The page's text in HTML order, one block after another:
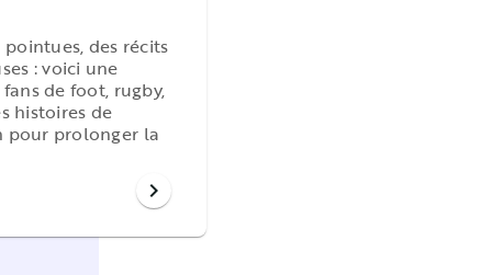
des récits
: voici une
de foot, rugby,
histoires de
pour prolonger la
chevron_right